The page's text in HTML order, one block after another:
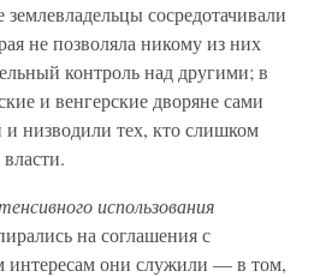
сосредотачивали
не позволяла никому из них
контроль над другими; в
и венгерские дворяне сами
и низводили тех, кто слишком
использования
на соглашения с
интересам они служили — в том,